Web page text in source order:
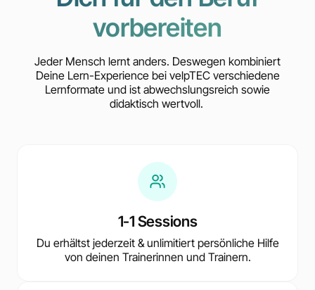
vorbereiten
Jeder Mensch lernt anders. Deswegen kombiniert
Deine Lern-Experience bei velpTEC verschiedene
Lernformate und ist abwechslungsreich sowie
didaktisch wertvoll.
1-1 Sessions
Du erhältst jederzeit & unlimitiert persönliche Hilfe
von deinen Trainerinnen und Trainern.